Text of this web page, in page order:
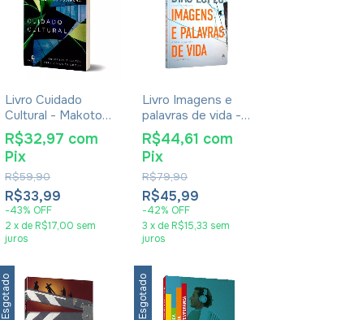
Livro Cuidado
Cultural - Makoto
Fujimura
R$33,99
-43% OFF
R$59,90
R$32,97 com
Pix
2 x de R$17,00 sem
juros
Livro Imagens e
palavras de vida -
O Que os Olhos
Veem e o Coração
Sente - Hernandes
Dias Lopes
R$45,99
-42% OFF
R$79,90
R$44,61 com
Pix
3 x de R$15,33 sem
juros
Esgotado Esgotado